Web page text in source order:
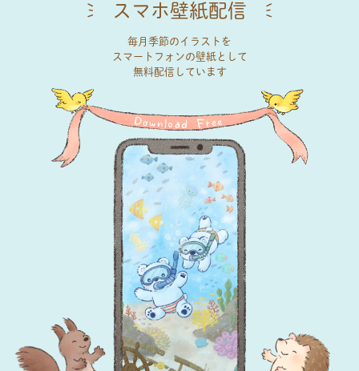
スマホ壁紙配信
毎月季節のイラストを
スマートフォンの壁紙として
無料配信しています